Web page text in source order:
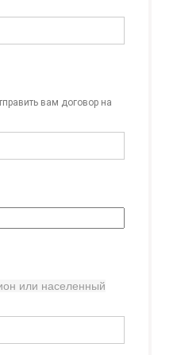
вам договор на
или населенный